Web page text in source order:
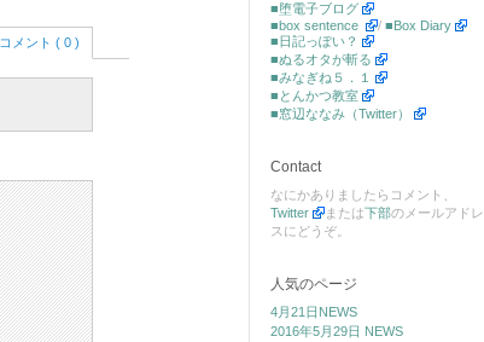
コメント ( 0 )
■堕電子ブログ
■box sentence
/ ■Box Diary
■日記っぽい？
■ぬるオタが斬る
■みなぎね５．１
■とんかつ教室
■窓辺ななみ（Twitter）
Contact
なにかありましたらコメント、
Twitter
または下部のメールアドレ
スにどうぞ。
人気のページ
4月21日NEWS
2016年5月29日 NEWS